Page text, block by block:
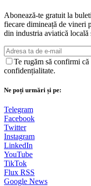
Abonează-te gratuit la
fiecare dimineață de vineri
din industria aviatică locală
Te rugăm să confirmi
confidențialitate.
Ne poți urmări și pe:
Telegram
Facebook
Twitter
Instagram
LinkedIn
YouTube
TikTok
Flux RSS
Google News